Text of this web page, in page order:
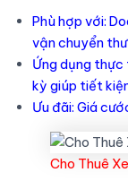
Phù hợp với:
vận chuyển
Ứng dụng thực
kỳ giúp tiết
Ưu đãi: Giá
Cho Thuê